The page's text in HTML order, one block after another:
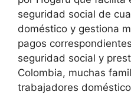
seguridad social de
doméstico y gestiona
pagos
seguridad social y
Colombia, muchas
trabajadores